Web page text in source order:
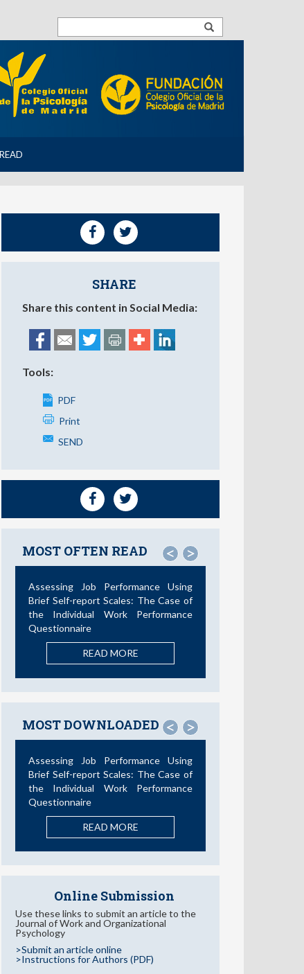
SHARE
Share this content in Social Media:
Tools:
PDF
Print
SEND
MOST OFTEN READ < >
Assessing Job Performance Using
Brief Self-report Scales: The Case of
the Individual Work Performance
Questionnaire
READ MORE
MOST DOWNLOADED < >
Assessing Job Performance Using
Brief Self-report Scales: The Case of
the Individual Work Performance
Questionnaire
READ MORE
Online Submission
Use these links to submit an article to the
Journal of Work and Organizational
Psychology
>Submit an article online
>Instructions for Authors (PDF)